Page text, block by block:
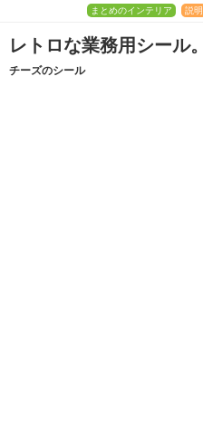
まとめのインテリア 説明
レトロな業務用シール。
チーズのシール